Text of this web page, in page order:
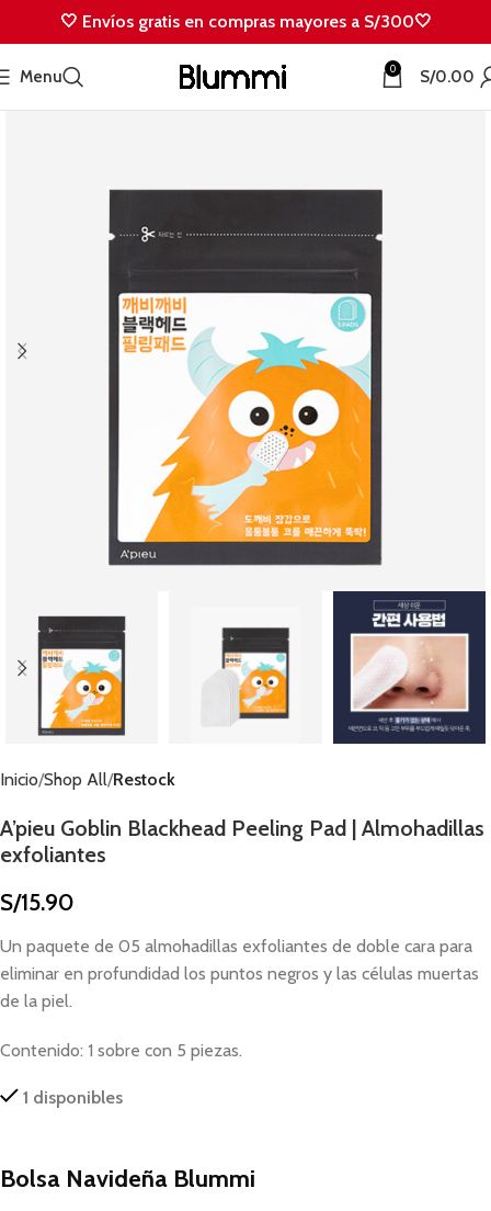
🤍 Envíos gratis en compras mayores a S/300🤍
Menu 0 S/0.00
Inicio Shop All Restock
A’pieu Goblin Blackhead Peeling Pad | Almohadillas
exfoliantes
S/15.90
Un paquete de 05 almohadillas exfoliantes de doble cara para
eliminar en profundidad los puntos negros y las células muertas
de la piel.
Contenido: 1 sobre con 5 piezas.
1 disponibles
Bolsa Navideña Blummi